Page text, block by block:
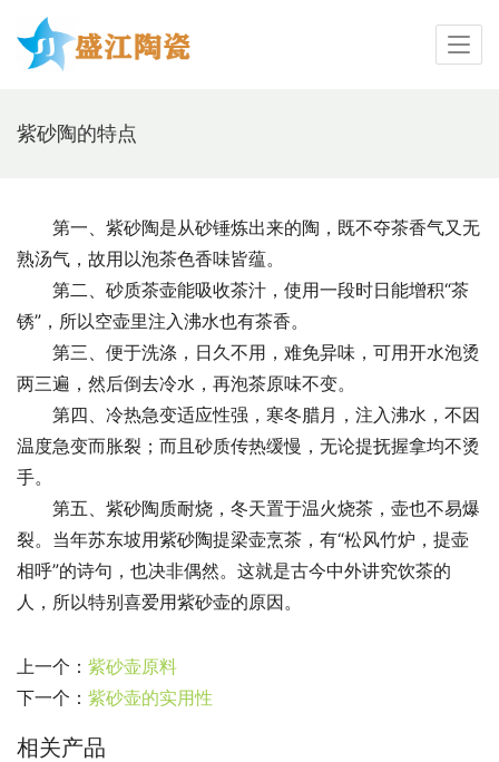
紫砂陶的特点
第一、紫砂陶是从砂锤炼出来的陶，既不夺茶香气又无
熟汤气，故用以泡茶色香味皆蕴。
第二、砂质茶壶能吸收茶汁，使用一段时日能增积“茶
锈”，所以空壶里注入沸水也有茶香。
第三、便于洗涤，日久不用，难免异味，可用开水泡烫
两三遍，然后倒去冷水，再泡茶原味不变。
第四、冷热急变适应性强，寒冬腊月，注入沸水，不因
温度急变而胀裂；而且砂质传热缓慢，无论提抚握拿均不烫
手。
第五、紫砂陶质耐烧，冬天置于温火烧茶，壶也不易爆
裂。当年苏东坡用紫砂陶提梁壶烹茶，有“松风竹炉，提壶
相呼”的诗句，也决非偶然。这就是古今中外讲究饮茶的
人，所以特别喜爱用紫砂壶的原因。
上一个： 紫砂壶原料
下一个： 紫砂壶的实用性
相关产品